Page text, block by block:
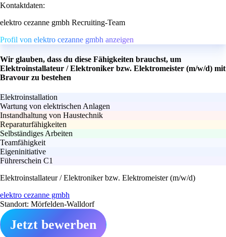
Kontaktdaten:
elektro cezanne gmbh Recruiting-Team
Profil von elektro cezanne gmbh anzeigen
Wir glauben, dass du diese Fähigkeiten brauchst, um
Elektroinstallateur / Elektroniker bzw. Elektromeister (m/w/d) mit
Bravour zu bestehen
Elektroinstallation
Wartung von elektrischen Anlagen
Instandhaltung von Haustechnik
Reparaturfähigkeiten
Selbständiges Arbeiten
Teamfähigkeit
Eigeninitiative
Führerschein C1
Elektroinstallateur / Elektroniker bzw. Elektromeister (m/w/d)
elektro cezanne gmbh
Standort: Mörfelden-Walldorf
Jetzt bewerben